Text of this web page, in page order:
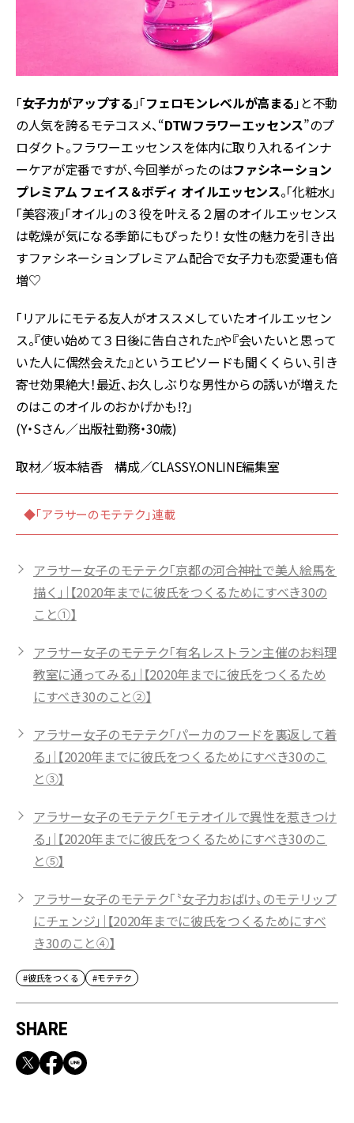
「女子力がアップする」「フェロモンレベルが高まる」と不動
の人気を誇るモテコスメ、“DTWフラワーエッセンス”のプ
ロダクト。フラワーエッセンスを体内に取り入れるインナ
ーケアが定番ですが、今回挙がったのはファシネーション
プレミアム フェイス＆ボディ オイルエッセンス。「化粧水」
「美容液」「オイル」の３役を叶える２層のオイルエッセンス
は乾燥が気になる季節にもぴったり！ 女性の魅力を引き出
すファシネーションプレミアム配合で女子力も恋愛運も倍
増♡
「リアルにモテる友人がオススメしていたオイルエッセン
ス。『使い始めて３日後に告白された』や『会いたいと思って
いた人に偶然会えた』というエピソードも聞くくらい、引き
寄せ効果絶大！最近、お久しぶりな男性からの誘いが増えた
のはこのオイルのおかげかも!?」
(Y・Sさん／出版社勤務・30歳)
取材／坂本結香 構成／CLASSY.ONLINE編集室
◆「アラサーのモテテク」連載
アラサー女子のモテテク「京都の河合神社で美人絵馬を
描く」｜【2020年までに彼氏をつくるためにすべき30の
こと①】
アラサー女子のモテテク「有名レストラン主催のお料理
教室に通ってみる」｜【2020年までに彼氏をつくるため
にすべき30のこと②】
アラサー女子のモテテク「パーカのフードを裏返して着
る」｜【2020年までに彼氏をつくるためにすべき30のこ
と③】
アラサー女子のモテテク「モテオイルで異性を惹きつけ
る」｜【2020年までに彼氏をつくるためにすべき30のこ
と⑤】
アラサー女子のモテテク「〝女子力おばけ〟のモテリップ
にチェンジ」｜【2020年までに彼氏をつくるためにすべ
き30のこと④】
#彼氏をつくる #モテテク
SHARE